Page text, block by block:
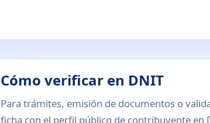
Cómo verificar en DNIT
Para trámites, emisión de documentos o
ficha con el perfil público de contribuyente en